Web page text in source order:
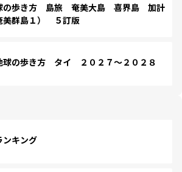
の歩き方 島旅 奄美大島 喜界島 加計
美群島１） ５訂版
の歩き方 タイ ２０２７～２０２８
ンキング